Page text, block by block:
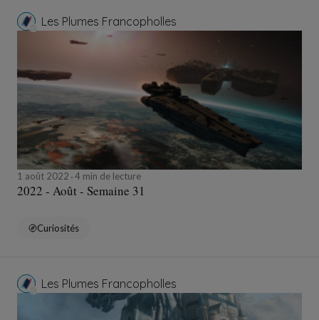
Les Plumes Francopholles
1 août 2022 4 min de lecture
2022 - Août - Semaine 31
Curiosités
Les Plumes Francopholles